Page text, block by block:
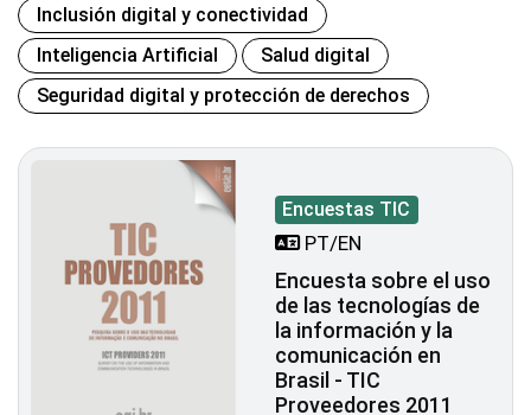
Inclusión digital y conectividad
Inteligencia Artificial
Salud digital
Seguridad digital y protección de derechos
Encuestas TIC
PT/EN
Encuesta sobre el uso
de las tecnologías de
la información y la
comunicación en
Brasil - TIC
Proveedores 2011